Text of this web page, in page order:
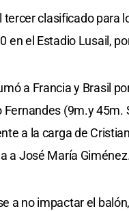
clasificado para
en el Estadio Lusail,
a Francia y Brasil
(9m.y 45m.
a la carga de
a José María
a no impactar el